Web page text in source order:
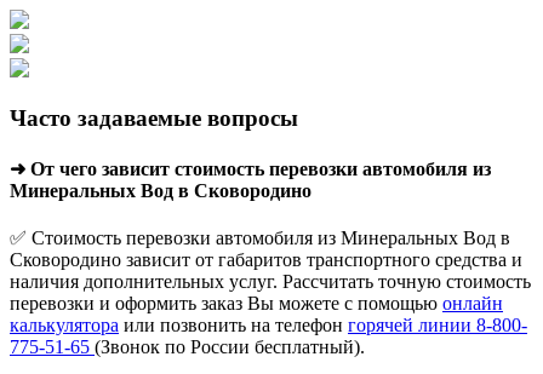
Часто задаваемые вопросы
➜ От чего зависит стоимость перевозки автомобиля из
Минеральных Вод в Сковородино
✅ Стоимость перевозки автомобиля из Минеральных Вод в
Сковородино зависит от габаритов транспортного средства и
наличия дополнительных услуг. Рассчитать точную стоимость
перевозки и оформить заказ Вы можете с помощью онлайн
калькулятора или позвонить на телефон горячей линии 8-800-
775-51-65 (Звонок по России бесплатный).